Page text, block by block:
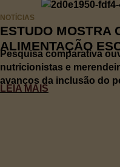
NOTÍCIAS
ESTUDO MOSTRA
ALIMENTAÇÃO
Pesquisa comparativa
nutricionistas e
avanços da inclusão do
LEIA MAIS